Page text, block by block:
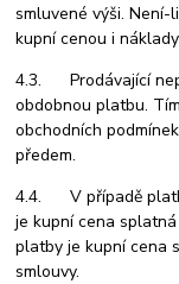
smluvené výši. Není-
kupní cenou i
4.3. Prodávající
obdobnou platbu.
obchodních
předem.
4.4. V případě
je kupní cena
platby je kupní cena
smlouvy.